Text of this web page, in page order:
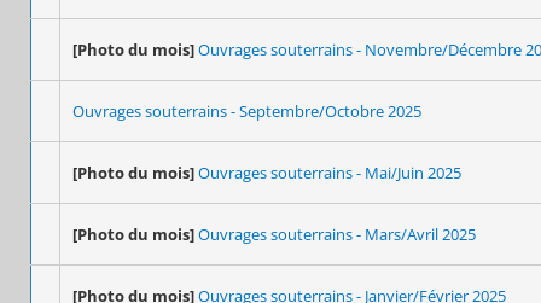
[Photo du mois]Ouvrages souterrains - Novembre/Décembre
Ouvrages souterrains - Septembre/Octobre 2025
[Photo du mois]Ouvrages souterrains - Mai/Juin 2025
[Photo du mois]Ouvrages souterrains - Mars/Avril 2025
[Photo du mois]Ouvrages souterrains - Janvier/Février 2025